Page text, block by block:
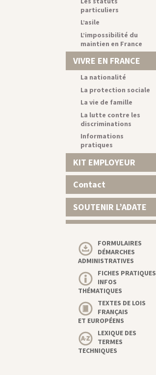
particuliers
L’asile
L’impossibilité du
maintien en France
VIVRE EN FRANCE
La nationalité
La protection sociale
La vie de famille
La lutte contre les
discriminations
Informations
pratiques
KIT EMPLOYEUR
Contact
SOUTENIR L’ADATE
FORMULAIRES
DÉMARCHES
ADMINISTRATIVES
FICHES PRATIQUES
INFOS
THÉMATIQUES
TEXTES DE LOIS
FRANÇAIS
ET EUROPÉENS
LEXIQUE DES
TERMES
TECHNIQUES